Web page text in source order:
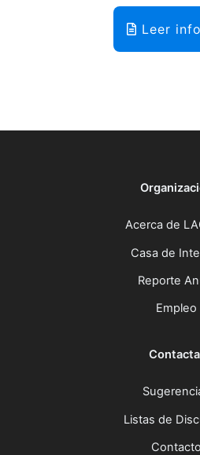
Leer
Acerca de
Casa de
Reporte
Empleo
Listas de
Contacto